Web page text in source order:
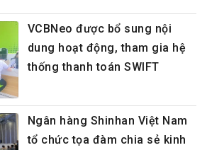
VCBNeo được bổ sung nội
dung hoạt động, tham gia hệ
thống thanh toán SWIFT
Ngân hàng Shinhan Việt Nam
tổ chức tọa đàm chia sẻ kinh